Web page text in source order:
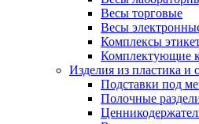
Весы торговые
Весы
Комплексы
Комплектующие
Изделия из пластика и
Подставки под
Полочные